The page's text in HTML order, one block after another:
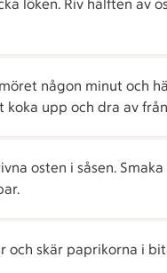
löken. Riv hälften av
någon minut och
koka upp och dra av
osten i såsen.
och skär paprikorna i